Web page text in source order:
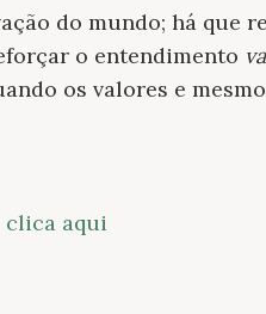
do mundo; há que
o entendimento
os valores e
clica aqui